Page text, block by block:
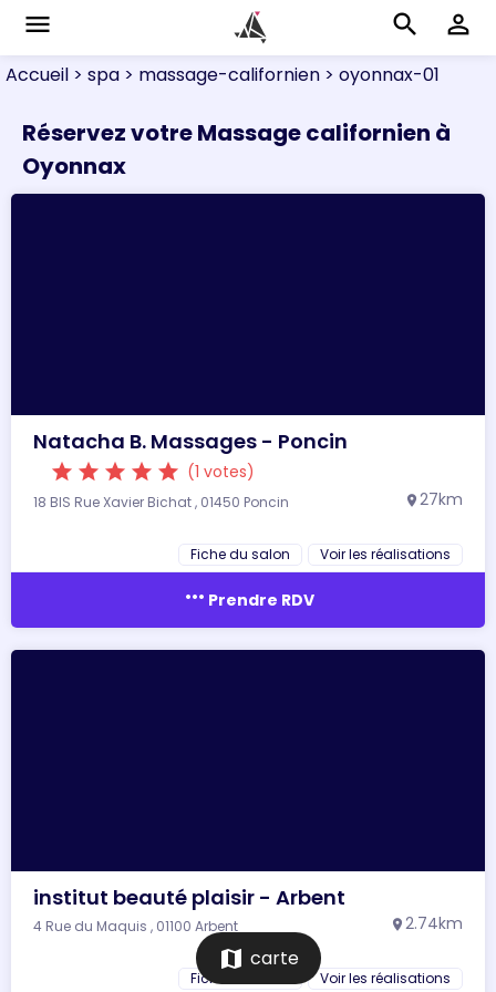
menu search perm_identity
Accueil > spa > massage-californien > oyonnax-01
Réservez votre Massage californien à
Oyonnax
Natacha B. Massages - Poncin
star star star star star (1 votes)
18 BIS Rue Xavier Bichat , 01450 Poncin location_on 27km
Fiche du salon Voir les réalisations
more_horiz Prendre RDV
institut beauté plaisir - Arbent
4 Rue du Maquis , 01100 Arbent location_on 2.74km
Fiche du salon Voir les réalisations
map carte